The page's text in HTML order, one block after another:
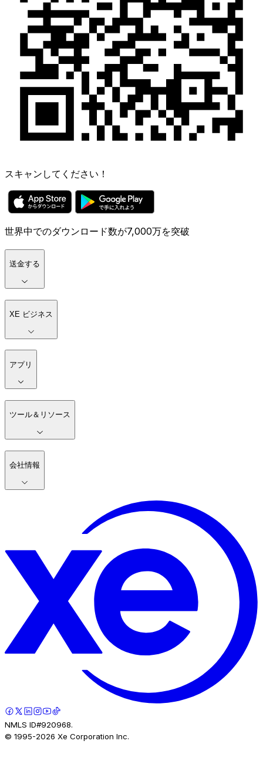
スキャンしてください！
世界中でのダウンロード数が7,000万を突破
送金する
XE ビジネス
アプリ
ツール＆リソース
会社情報
NMLS ID#920968.
© 1995-2026 Xe Corporation Inc.